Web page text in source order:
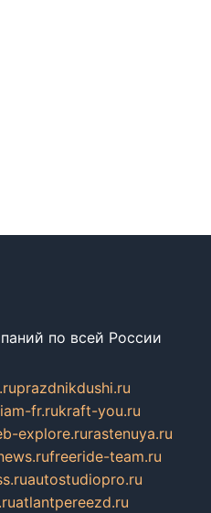
по всей России
prazdnikdushi.ru
fr.rukraft-you.ru
explore.rurastenuya.ru
freeride-team.ru
autostudiopro.ru
atlantpereezd.ru